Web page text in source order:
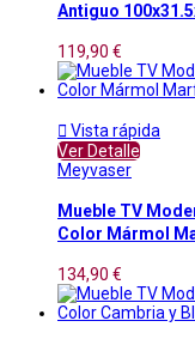
Antiguo
119,90 €
 Vista rápida
Ver Detalle
Meyvaser
Mueble TV
Color Mármol
134,90 €